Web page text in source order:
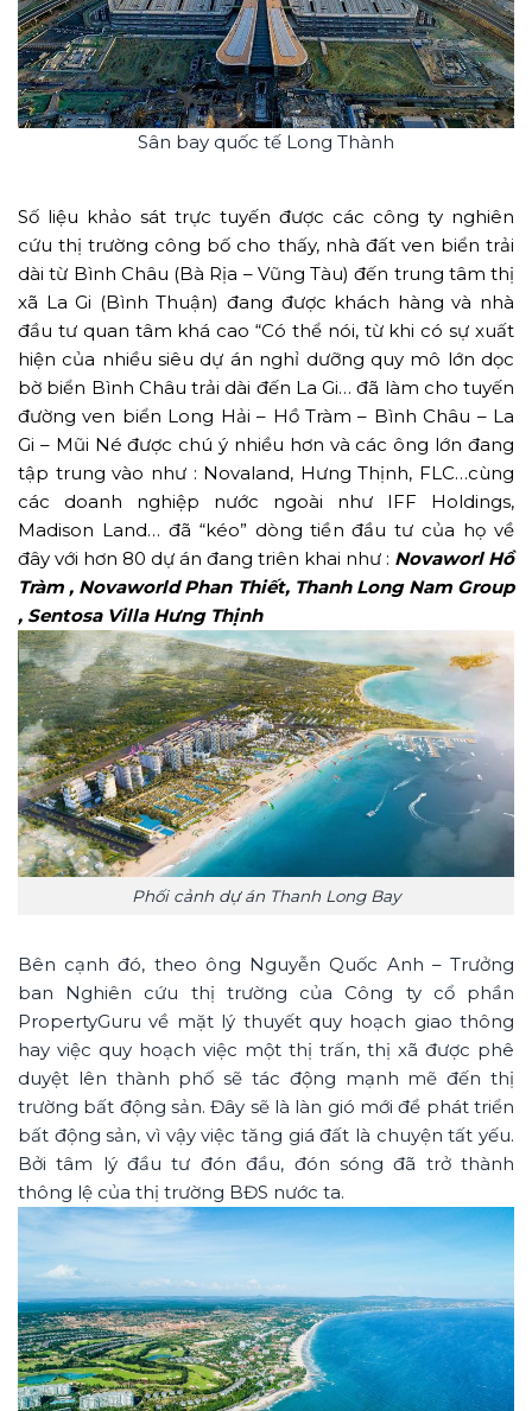
Sân bay quốc tế Long Thành
Số liệu khảo sát trực tuyến được các công ty nghiên
cứu thị trường công bố cho thấy, nhà đất ven biển trải
dài từ Bình Châu (Bà Rịa – Vũng Tàu) đến trung tâm thị
xã La Gi (Bình Thuận) đang được khách hàng và nhà
đầu tư quan tâm khá cao “Có thể nói, từ khi có sự xuất
hiện của nhiều siêu dự án nghỉ dưỡng quy mô lớn dọc
bờ biển Bình Châu trải dài đến La Gi… đã làm cho tuyến
đường ven biển Long Hải – Hồ Tràm – Bình Châu – La
Gi – Mũi Né được chú ý nhiều hơn và các ông lớn đang
tập trung vào như : Novaland, Hưng Thịnh, FLC…cùng
các doanh nghiệp nước ngoài như IFF Holdings,
Madison Land… đã “kéo” dòng tiền đầu tư của họ về
đây với hơn 80 dự án đang triên khai như : Novaworl Hồ
Tràm , Novaworld Phan Thiết, Thanh Long Nam Group
, Sentosa Villa Hưng Thịnh
Phối cảnh dự án Thanh Long Bay
Bên cạnh đó, theo ông Nguyễn Quốc Anh – Trưởng
ban Nghiên cứu thị trường của Công ty cổ phần
PropertyGuru về mặt lý thuyết quy hoạch giao thông
hay việc quy hoạch việc một thị trấn, thị xã được phê
duyệt lên thành phố sẽ tác động mạnh mẽ đến thị
trường bất động sản. Đây sẽ là làn gió mới để phát triển
bất động sản, vì vậy việc tăng giá đất là chuyện tất yếu.
Bởi tâm lý đầu tư đón đầu, đón sóng đã trở thành
thông lệ của thị trường BĐS nước ta.